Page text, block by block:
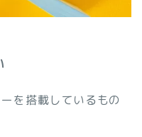
を搭載しているもの